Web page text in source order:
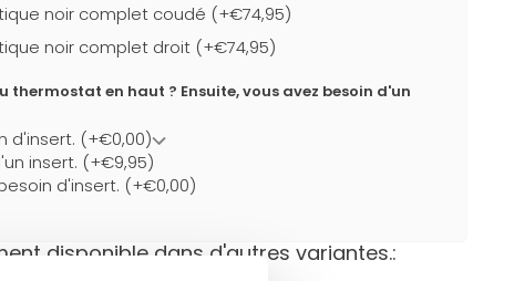
noir complet coudé (+€74,95)
noir complet droit (+€74,95)
thermostat en haut ? Ensuite, vous avez besoin d'un
d'insert. (+€0,00)
insert. (+€9,95)
d'insert. (+€0,00)
disponible dans d'autres variantes.: